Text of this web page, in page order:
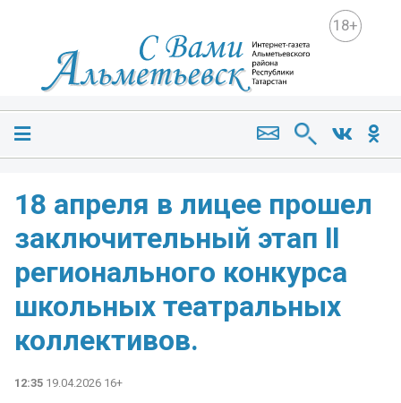
18+
18 апреля в лицее прошел
заключительный этап ll
регионального конкурса
школьных театральных
коллективов.
12:35 19.04.2026 16+